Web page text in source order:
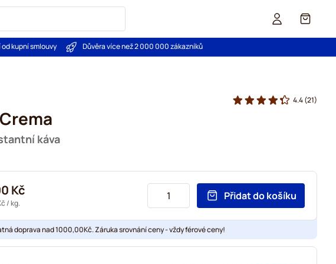
Košík
kupní smlouvy Důvěra více než 2 000 000 zákazníků
káva
4.4(21)
Kč
/ kg.
Přidat do košíku
doprava nad 1000,00Kč. Záruka srovnání ceny - vždy férové ceny!